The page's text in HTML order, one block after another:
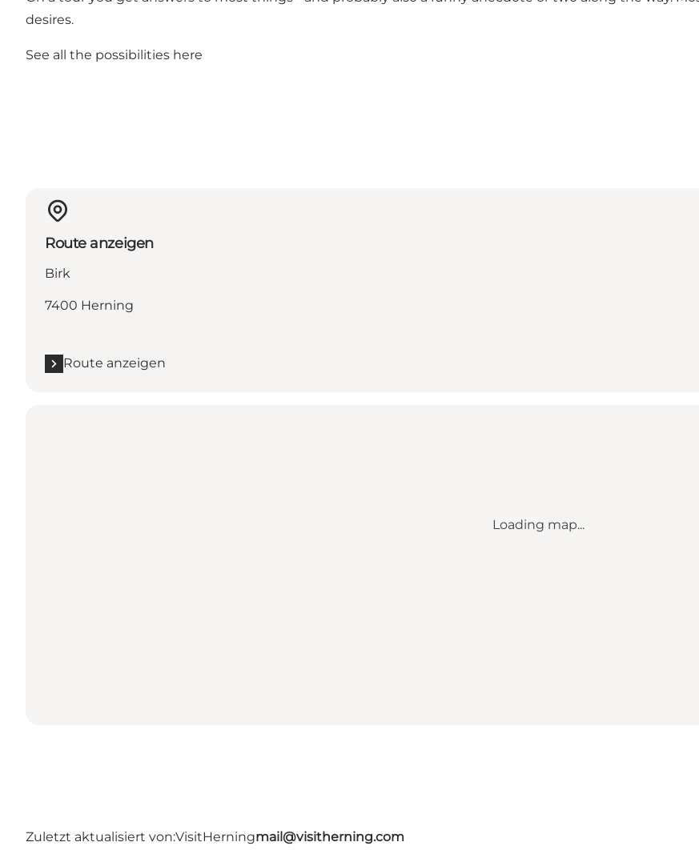
desires.
See all the possibilities here
Route anzeigen
Birk
7400 Herning
Route anzeigen
Loading map...
Zuletzt aktualisiert von:VisitHerningmail@visitherning.com